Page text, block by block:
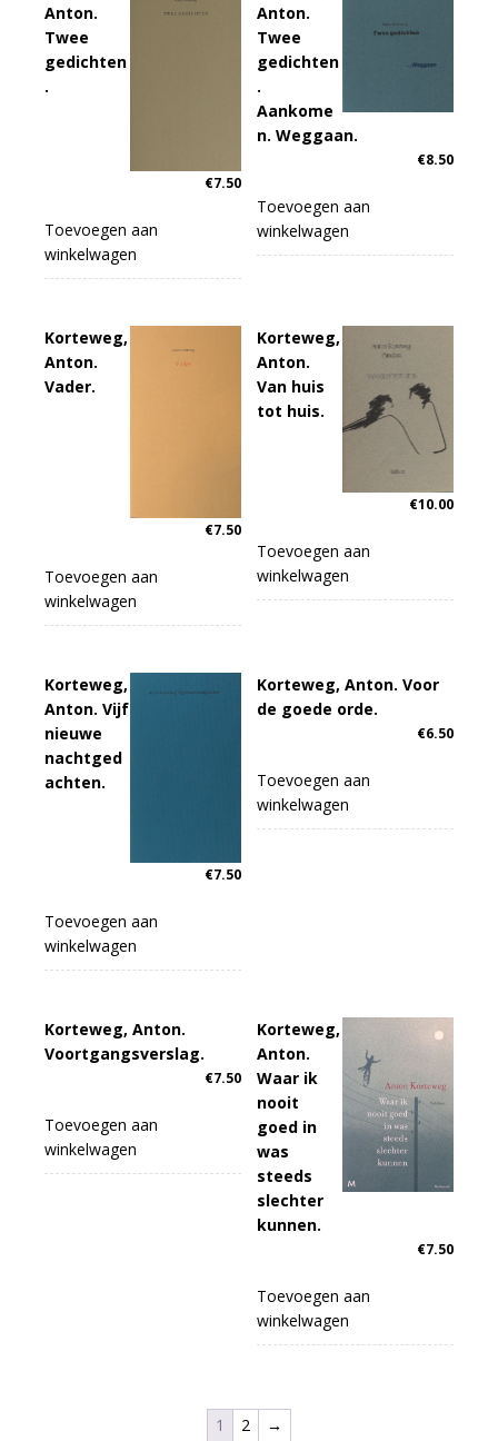
Anton.
Twee
gedichten
.
€7.50
Toevoegen aan
winkelwagen
Anton.
Twee
gedichten
.
Aankome
n. Weggaan.
€8.50
Toevoegen aan
winkelwagen
Korteweg,
Anton.
Vader.
€7.50
Toevoegen aan
winkelwagen
Korteweg,
Anton.
Van huis
tot huis.
€10.00
Toevoegen aan
winkelwagen
Korteweg,
Anton. Vijf
nieuwe
nachtged
achten.
€7.50
Toevoegen aan
winkelwagen
Korteweg, Anton. Voor
de goede orde.
€6.50
Toevoegen aan
winkelwagen
Korteweg, Anton.
Voortgangsverslag.
€7.50
Toevoegen aan
winkelwagen
Korteweg,
Anton.
Waar ik
nooit
goed in
was
steeds
slechter
kunnen.
€7.50
Toevoegen aan
winkelwagen
1 2 →